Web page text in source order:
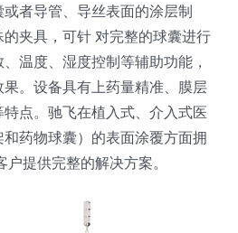
者导管、导丝表面的涂层制
夹具，可针 对完整的球囊进行
温度、湿度控制等辅助功能，
。设备具有上药量精准、膜层
点。驰飞在植入式、介入式医
药物球囊）的表面涂覆方面拥
提供完整的解决方案。